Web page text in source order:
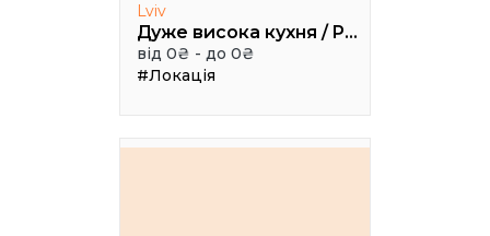
Lviv
Дуже висока кухня / Pretty High Kitchen
від 0₴ - до 0₴
#Локація